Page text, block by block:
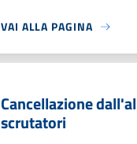
VAI ALLA PAGINA
Cancellazione
scrutatori